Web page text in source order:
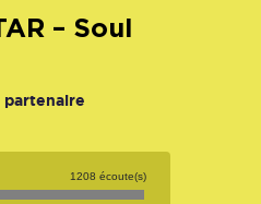
partenaire
1208 écoute(s)